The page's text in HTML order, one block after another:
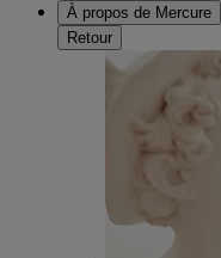
À propos de Mercure
Retour